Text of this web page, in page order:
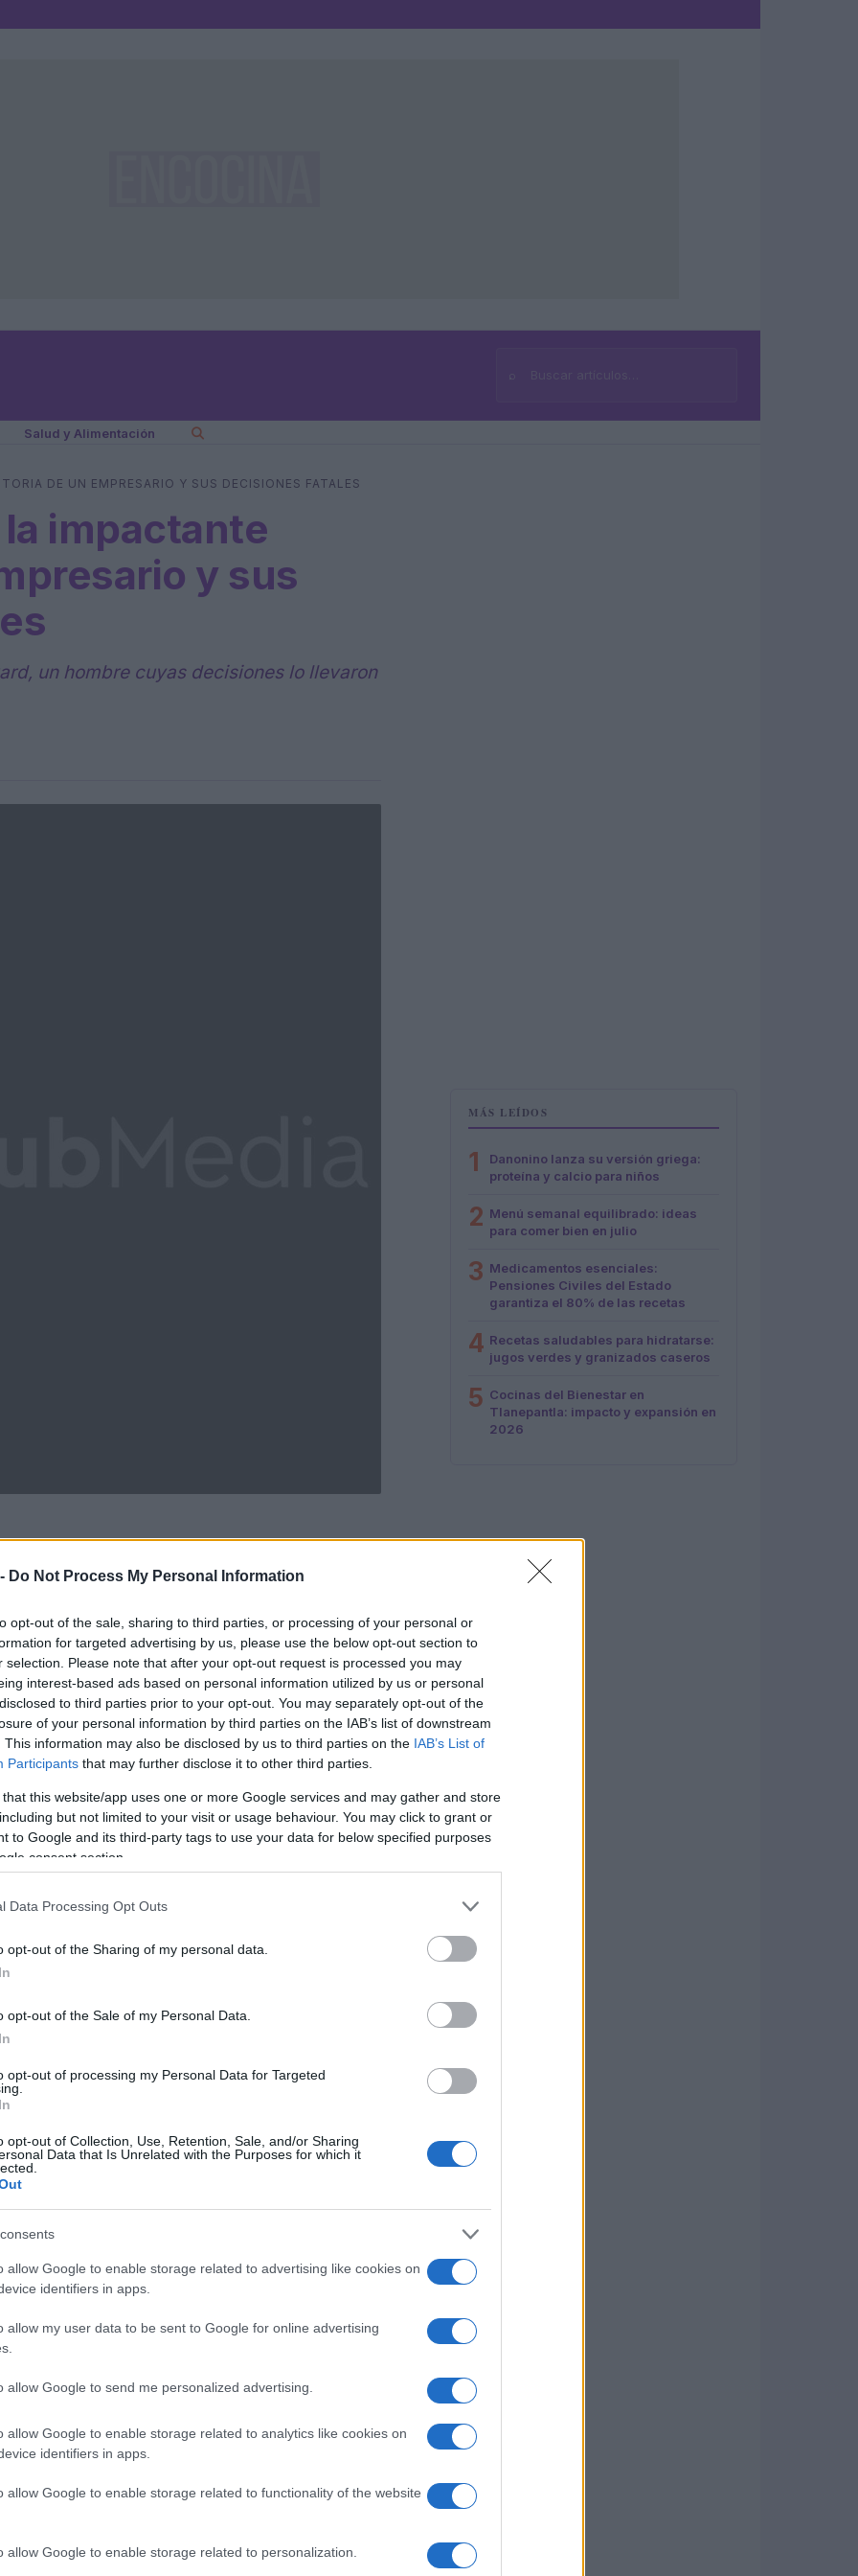
Do Not Process My Personal Information
opt-out of the sale, sharing to third parties, or processing of your personal or
for targeted advertising by us, please use the below opt-out section to
selection. Please note that after your opt-out request is processed you may
interest-based ads based on personal information utilized by us or personal
to third parties prior to your opt-out. You may separately opt-out of the
of your personal information by third parties on the IAB’s list of downstream
This information may also be disclosed by us to third parties on the IAB’s List of
Participants that may further disclose it to other third parties.
that this website/app uses one or more Google services and may gather and store
but not limited to your visit or usage behaviour. You may click to grant or
to Google and its third-party tags to use your data for below specified purposes
consent section.
Data Processing Opt Outs
opt-out of the Sharing of my personal data.
opt-out of the Sale of my Personal Data.
opt-out of processing my Personal Data for Targeted
opt-out of Collection, Use, Retention, Sale, and/or Sharing
Data that Is Unrelated with the Purposes for which it
allow Google to enable storage related to advertising like cookies on
identifiers in apps.
allow my user data to be sent to Google for online advertising
allow Google to send me personalized advertising.
allow Google to enable storage related to analytics like cookies on
identifiers in apps.
allow Google to enable storage related to functionality of the website
allow Google to enable storage related to personalization.
⌕Buscar
Salud y Alimentación
DE UN EMPRESARIO Y SUS DECISIONES FATALES
impactante
y sus
un hombre cuyas decisiones lo llevaron
se desarrolla que podría ser la trama de
que soñaba con el éxito, se encontró
a enfrentar una condena de 156 meses de
en su esencia, parecía inocente: distribuir
sino versiones alteradas de marcas
La historia de Hayward es un
llevarnos por caminos inesperados y
a infundir y rociar dulces con
imitaban a los clásicos Trix, Reese’s Puffs
a un público amplio, incluyendo a los más
tan familiar? Sin embargo, la realidad es
se convirtió en un recurso para el
MÁS LEÍDOS
1
Danonino lanza su versión griega:
proteína y calcio para niños
2 Menú semanal equilibrado: ideas
para comer bien en julio
3 Medicamentos esenciales:
Pensiones Civiles del Estado
garantiza el 80% de las recetas
4 Recetas saludables para hidratarse:
jugos verdes y granizados caseros
5 Cocinas del Bienestar en
Tlanepantla: impacto y expansión en
2026